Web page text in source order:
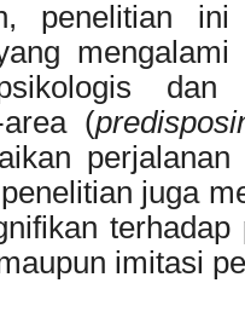
penelitian
area (
juga
imitasi